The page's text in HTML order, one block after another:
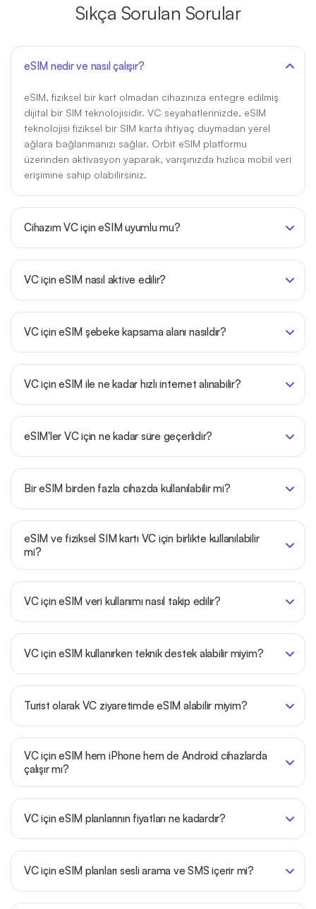
Sıkça Sorulan Sorular
eSIM nedir ve nasıl çalışır?
eSIM, fiziksel bir kart olmadan cihazınıza entegre edilmiş
dijital bir SIM teknolojisidir. VC seyahatlerinizde, eSIM
teknolojisi fiziksel bir SIM karta ihtiyaç duymadan yerel
ağlara bağlanmanızı sağlar. Orbit eSIM platformu
üzerinden aktivasyon yaparak, varışınızda hızlıca mobil veri
erişimine sahip olabilirsiniz.
Cihazım VC için eSIM uyumlu mu?
VC için eSIM nasıl aktive edilir?
VC için eSIM şebeke kapsama alanı nasıldır?
VC için eSIM ile ne kadar hızlı internet alınabilir?
eSIM'ler VC için ne kadar süre geçerlidir?
Bir eSIM birden fazla cihazda kullanılabilir mi?
eSIM ve fiziksel SIM kartı VC için birlikte kullanılabilir
mi?
VC için eSIM veri kullanımı nasıl takip edilir?
VC için eSIM kullanırken teknik destek alabilir miyim?
Turist olarak VC ziyaretimde eSIM alabilir miyim?
VC için eSIM hem iPhone hem de Android cihazlarda
çalışır mı?
VC için eSIM planlarının fiyatları ne kadardır?
VC için eSIM planları sesli arama ve SMS içerir mi?